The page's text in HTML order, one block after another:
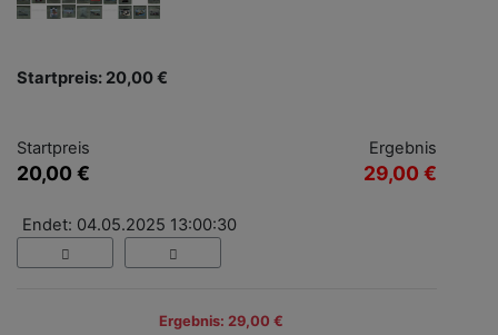
Startpreis: 20,00 €
Startpreis
20,00 €
Ergebnis
29,00 €
Endet: 04.05.2025 13:00:30
Ergebnis: 29,00 €